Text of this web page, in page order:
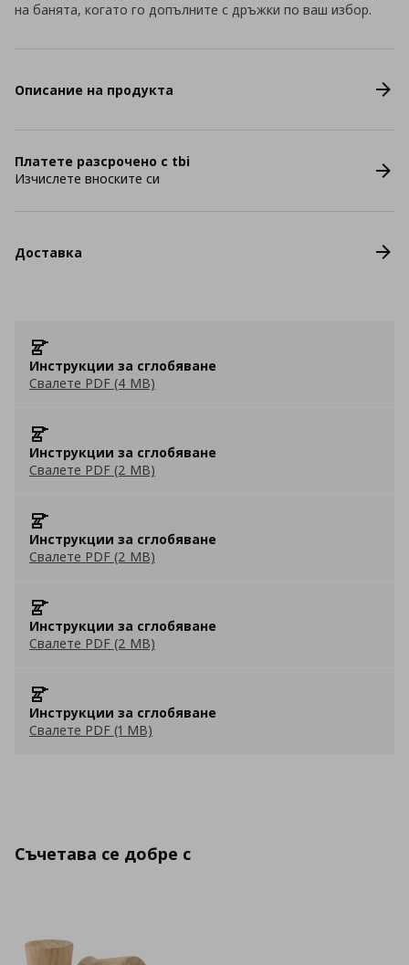
на банята, когато го допълните с дръжки по ваш избор.
Описание на продукта
Платете разсрочено с tbi
Изчислете вноските си
Доставка
Инструкции за сглобяване
Свалете PDF (4 MB)
Инструкции за сглобяване
Свалете PDF (2 MB)
Инструкции за сглобяване
Свалете PDF (2 MB)
Инструкции за сглобяване
Свалете PDF (2 MB)
Инструкции за сглобяване
Свалете PDF (1 MB)
Съчетава се добре с